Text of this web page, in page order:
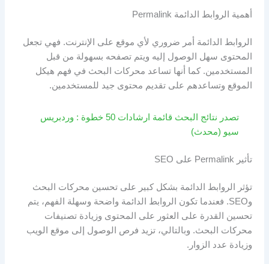
أهمية الروابط الدائمة Permalink
الروابط الدائمة أمر ضروري لأي موقع على الإنترنت. فهي تجعل
المحتوى سهل الوصول إليه ويتم تصفحه بسهولة من قبل
المستخدمين. كما أنها تساعد محركات البحث في فهم هيكل
الموقع وتساعدهم على تقديم محتوى جيد للمستخدمين.
تصدر نتائج البحث قائمة ارشادات 50 خطوة : وردبريس
سيو (محدث)
تأثير Permalink على SEO
تؤثر الروابط الدائمة بشكل كبير على تحسين محركات البحث
وSEO. فعندما تكون الروابط الدائمة واضحة وسهلة الفهم، يتم
تحسين القدرة على العثور على المحتوى وزيادة تصنيفات
محركات البحث. وبالتالي، تزيد فرص الوصول إلى موقع الويب
وزيادة عدد الزوار.